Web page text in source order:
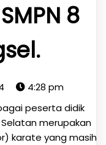
8
4:28 pm
peserta didik
Selatan merupakan
karate yang masih